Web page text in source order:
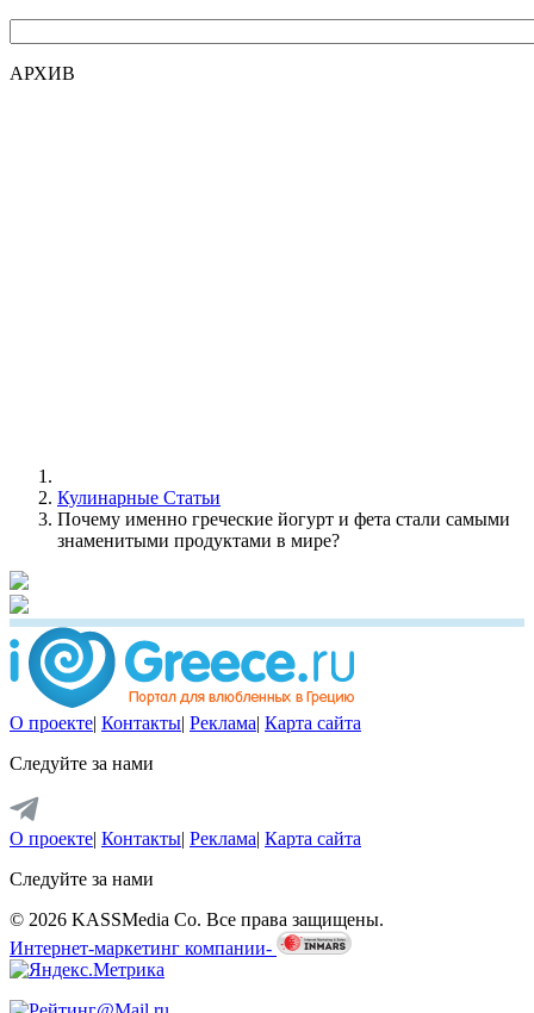
АРХИВ
Кулинарные Статьи
Почему именно греческие йогурт и фета стали самыми
знаменитыми продуктами в мире?
О проекте| Контакты| Реклама| Карта сайта
Следуйте за нами
О проекте| Контакты| Реклама| Карта сайта
Следуйте за нами
© 2026 KASSMedia Co. Все права защищены.
Интернет-маркетинг компании-